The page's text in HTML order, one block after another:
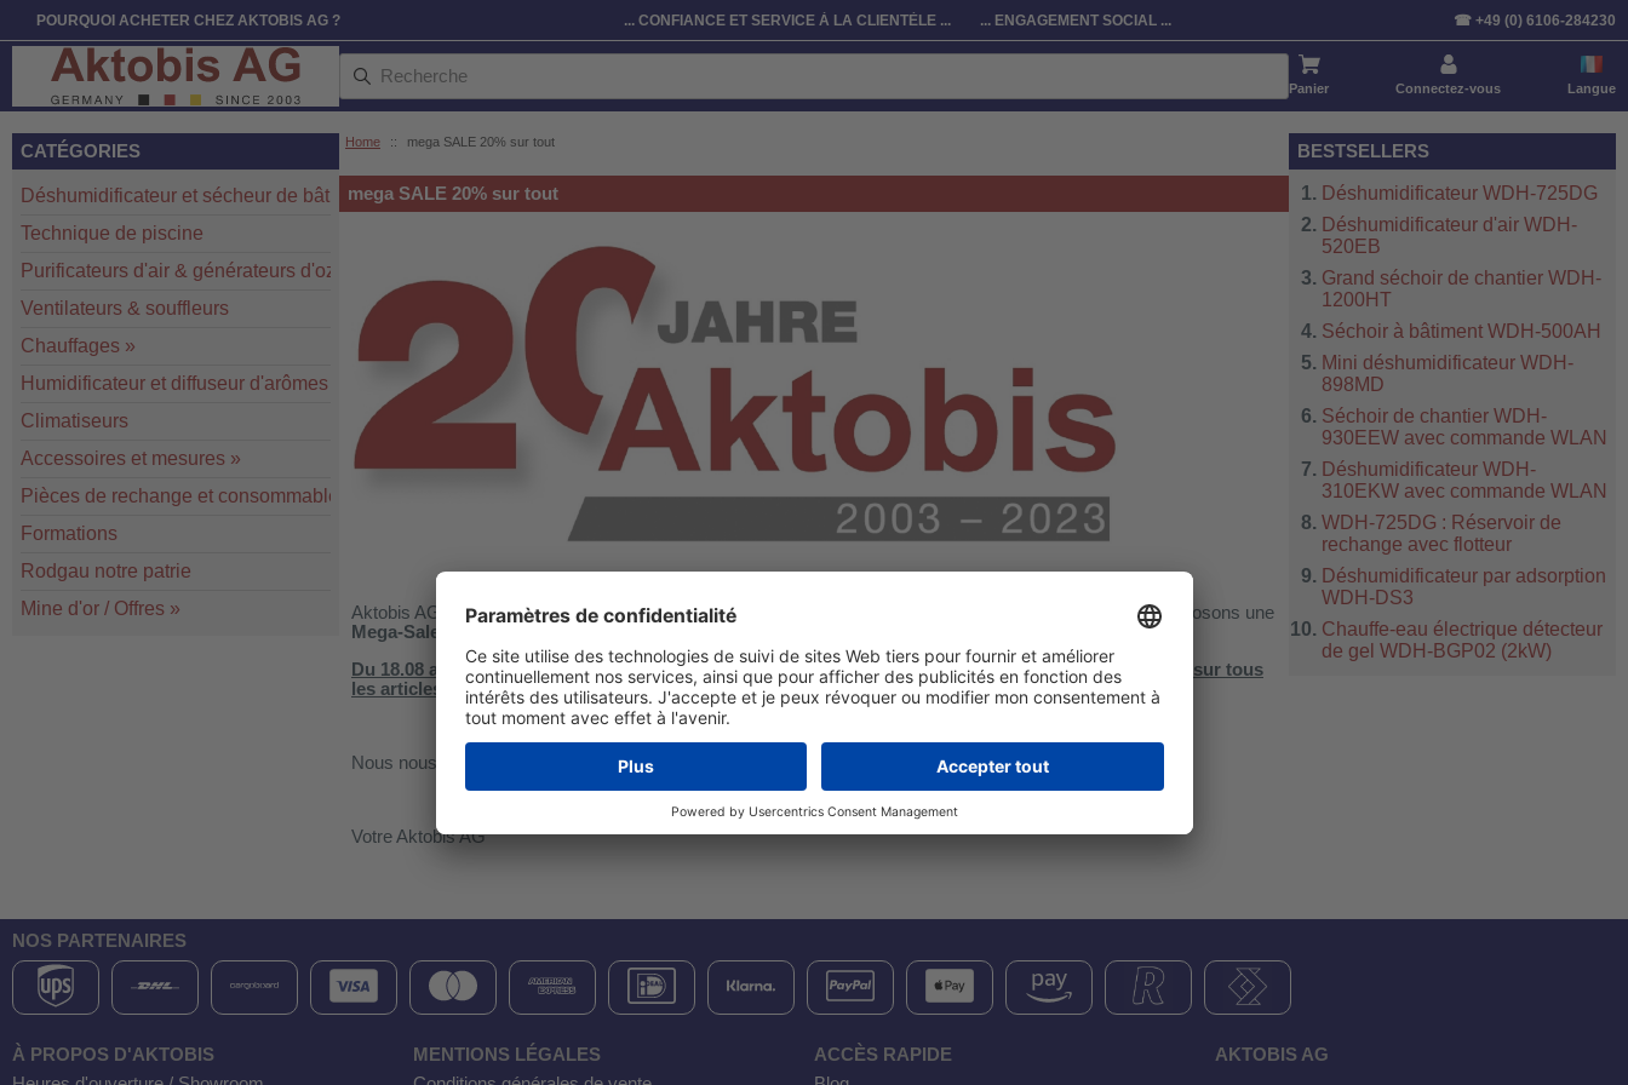
POURQUOI ACHETER CHEZ AKTOBIS AG ? ... CONFIANCE ET SERVICE À LA CLIENTÈLE ... ... ENGAGEMENT SOCIAL ... ☎ +49 (0) 6106-284230
Panier Connectez-vous Langue
Home :: mega SALE 20% sur tout
mega SALE 20% sur tout
Aktobis AG fête son 20e anniversaire et souhaite
. Pour cette raison, nous vous proposons une
Mega-Sale
Du 18.08 au 21.08.2023vous pouvez, avec le code"20years"vous bénéficierez d'uneréduction de 20% sur tous
les articles
de notre boutique en ligne.
Nous nous réjouissons de votre commande !
Votre Aktobis AG
CATÉGORIES
Déshumidificateur et sécheur de bâtiment»
Technique de piscine
Purificateurs d'air & générateurs d'ozone
Ventilateurs & souffleurs
Chauffages »
Humidificateur et diffuseur d'arômes
Climatiseurs
Accessoires et mesures »
Pièces de rechange et consommables
Formations
Rodgau notre patrie
Mine d'or / Offres »
BESTSELLERS
Déshumidificateur WDH-725DG
Déshumidificateur d'air WDH-
520EB
Grand séchoir de chantier WDH-
1200HT
Séchoir à bâtiment WDH-500AH
Mini déshumidificateur WDH-
898MD
Séchoir de chantier WDH-
930EEW avec commande WLAN
Déshumidificateur WDH-
310EKW avec commande WLAN
WDH-725DG : Réservoir de
rechange avec flotteur
Déshumidificateur par adsorption
WDH-DS3
Chauffe-eau électrique détecteur
de gel WDH-BGP02 (2kW)
NOS PARTENAIRES
À PROPOS D'AKTOBIS
MENTIONS LÉGALES
ACCÈS RAPIDE
AKTOBIS AG